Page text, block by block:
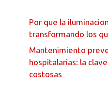
Por que la
transformando los
Mantenimiento
hospitalarias: la
costosas